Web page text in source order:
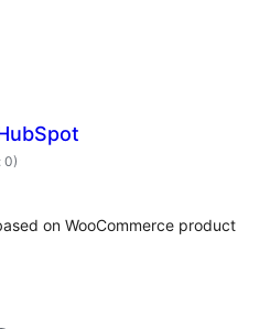
0)
on WooCommerce product